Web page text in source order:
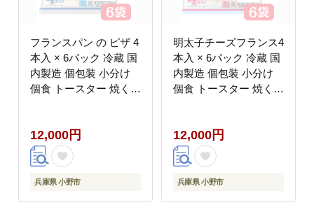
フランスパン の ピザ 4
本入 × 6パック 冷蔵 国
内製造 個包装 小分け
個食 トースター 焼くだ
やつ チーズ トマトソー
ス ベーコン フランス
パン ピザ 石窯工房 日
本ハム
12,000円
兵庫県 小野市
明太子チーズフランス4
本入 × 6パック 冷蔵 国
内製造 個包装 小分け
個食 トースター 焼くだ
やつ チーズ 明太子 ソ
ース 博多明太子 使用
フランス パン ピザ 石
窯工房 日本ハム
12,000円
兵庫県 小野市